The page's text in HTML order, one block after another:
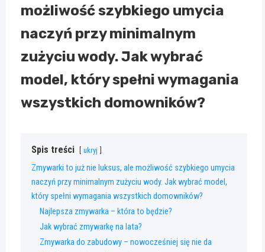
możliwość szybkiego umycia
naczyń przy minimalnym
zużyciu wody. Jak wybrać
model, który spełni wymagania
wszystkich domowników?
Spis treści ukryj
Zmywarki to już nie luksus, ale możliwość szybkiego umycia
naczyń przy minimalnym zużyciu wody. Jak wybrać model,
który spełni wymagania wszystkich domowników?
Najlepsza zmywarka – która to będzie?
Jak wybrać zmywarkę na lata?
Zmywarka do zabudowy – nowocześniej się nie da